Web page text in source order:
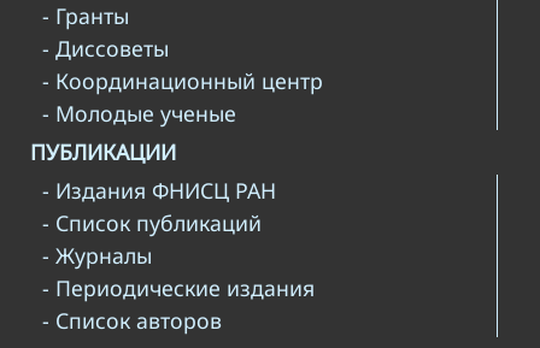
- Гранты
- Диссоветы
- Координационный центр
- Молодые ученые
ПУБЛИКАЦИИ
- Издания ФНИСЦ РАН
- Список публикаций
- Журналы
- Периодические издания
- Список авторов